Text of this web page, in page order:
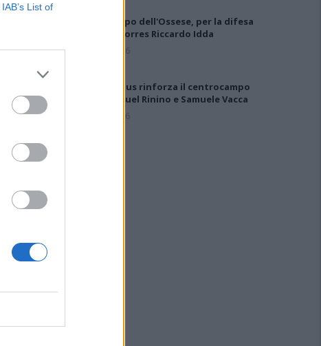
IAB’s List of
Gran colpo dell'Ossese, per la difesa
c'è l'ex Torres Riccardo Idda
7 Ago 2026
Il Selargius rinforza il centrocampo
con Manuel Rinino e Samuele Vacca
6 Ago 2026